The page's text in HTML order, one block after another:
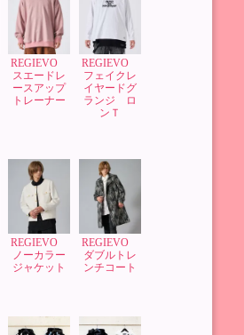
REGIEVO
スエードレ
ースアップ
トレーナー
REGIEVO
フェイクレ
イヤードグ
ランジ ロ
ンＴ
REGIEVO
ノーカラー
ジャケット
REGIEVO
ダブルトレ
ンチコート